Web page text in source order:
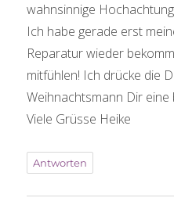
wahnsinnige
Ich habe gerade erst
Reparatur wieder
mitfühlen! Ich drücke die
Weihnachtsmann Dir eine
Viele Grüsse Heike
Antworten